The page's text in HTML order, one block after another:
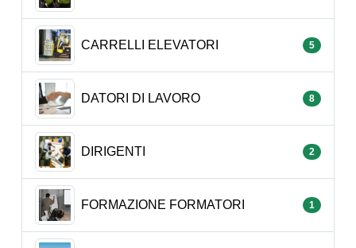
CARRELLI ELEVATORI 5
DATORI DI LAVORO 8
DIRIGENTI 2
FORMAZIONE FORMATORI 1